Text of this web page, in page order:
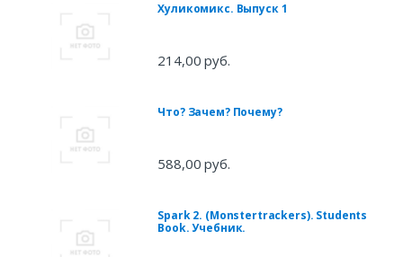
Хуликомикс. Выпуск 1
214,00 руб.
Что? Зачем? Почему?
588,00 руб.
Spark 2. (Monstertrackers). Students
Book. Учебник.